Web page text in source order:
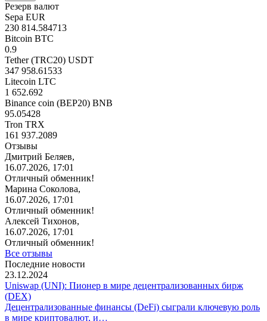
Резерв валют
Sepa EUR
230 814.584713
Bitcoin BTC
0.9
Tether (TRC20) USDT
347 958.61533
Litecoin LTC
1 652.692
Binance coin (BEP20) BNB
95.05428
Tron TRX
161 937.2089
Отзывы
Дмитрий Беляев,
16.07.2026, 17:01
Отличный обменник!
Марина Соколова,
16.07.2026, 17:01
Отличный обменник!
Алексей Тихонов,
16.07.2026, 17:01
Отличный обменник!
Все отзывы
Последние новости
23.12.2024
Uniswap (UNI): Пионер в мире децентрализованных бирж
(DEX)
Децентрализованные финансы (DeFi) сыграли ключевую роль
в мире криптовалют, и…